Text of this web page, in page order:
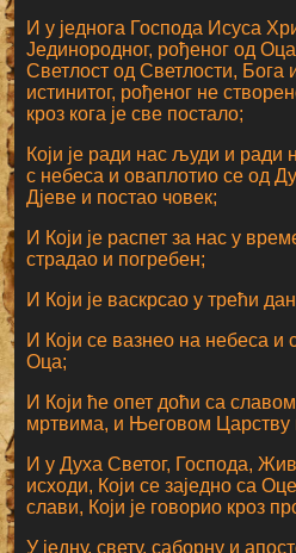
И у једнога Господа Исуса
Јединородног, рођеног од
Светлост од Светлости, Бога
истинитог, рођеног не
кроз кога је све постало;
Који је ради нас људи и
с небеса и оваплотио се од
Дјеве и постао човек;
И Који је распет за нас у
страдао и погребен;
И Који је васкрсао у трећи
И Који се вазнео на небеса и
Оца;
И Који ће опет доћи са
мртвима, и Његовом Царству
И у Духа Светог, Господа,
исходи, Који се заједно са
слави, Који је говорио кроз
У једну, свету, саборну и